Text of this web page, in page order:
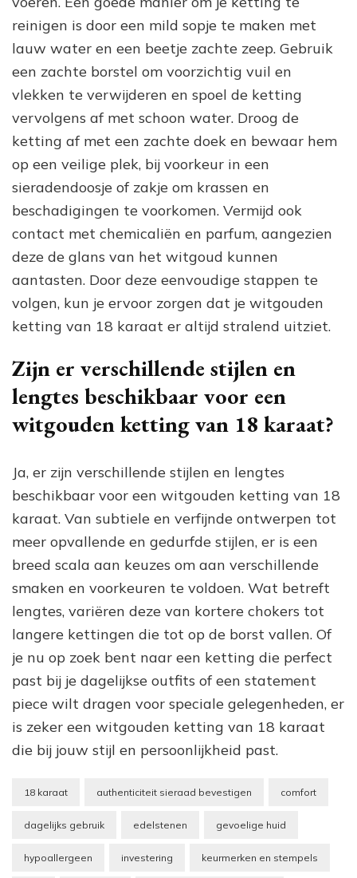
reinigen is door een mild sopje te maken met
lauw water en een beetje zachte zeep. Gebruik
een zachte borstel om voorzichtig vuil en
vlekken te verwijderen en spoel de ketting
vervolgens af met schoon water. Droog de
ketting af met een zachte doek en bewaar hem
op een veilige plek, bij voorkeur in een
sieradendoosje of zakje om krassen en
beschadigingen te voorkomen. Vermijd ook
contact met chemicaliën en parfum, aangezien
deze de glans van het witgoud kunnen
aantasten. Door deze eenvoudige stappen te
volgen, kun je ervoor zorgen dat je witgouden
ketting van 18 karaat er altijd stralend uitziet.
Zijn er verschillende stijlen en
lengtes beschikbaar voor een
witgouden ketting van 18 karaat?
Ja, er zijn verschillende stijlen en lengtes
beschikbaar voor een witgouden ketting van 18
karaat. Van subtiele en verfijnde ontwerpen tot
meer opvallende en gedurfde stijlen, er is een
breed scala aan keuzes om aan verschillende
smaken en voorkeuren te voldoen. Wat betreft
lengtes, variëren deze van kortere chokers tot
langere kettingen die tot op de borst vallen. Of
je nu op zoek bent naar een ketting die perfect
past bij je dagelijkse outfits of een statement
piece wilt dragen voor speciale gelegenheden, er
is zeker een witgouden ketting van 18 karaat
die bij jouw stijl en persoonlijkheid past.
18 karaat authenticiteit sieraad bevestigen comfort
dagelijks gebruik edelstenen gevoelige huid
hypoallergeen investering keurmerken en stempels